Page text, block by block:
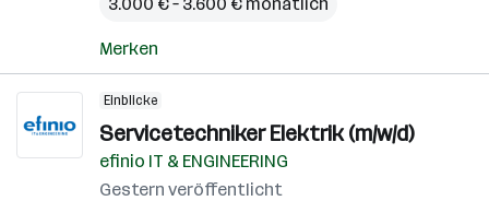
Merken
Einblicke
Servicetechniker Elektrik (m/w/d)
efinio IT & ENGINEERING
Gestern veröffentlicht